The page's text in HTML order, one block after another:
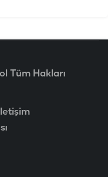
Tüm Hakları
İletişim